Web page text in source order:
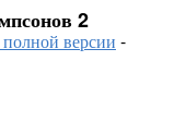
2
версии -